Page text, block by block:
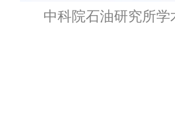
中科院石油研究所